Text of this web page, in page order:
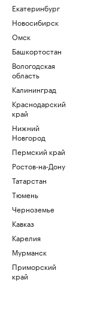
Екатеринбург
Новосибирск
Омск
Башкортостан
Вологодская
область
Калининград
Краснодарский
край
Нижний
Новгород
Пермский край
Ростов-на-Дону
Татарстан
Тюмень
Черноземье
Кавказ
Карелия
Мурманск
Приморский
край